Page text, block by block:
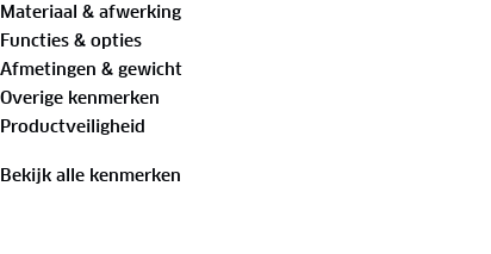
Belangrijkste voordelen:
• Plaats voor 2 - 4 personen
• Aircolite tafelblad: weer-, hitte- en krasbestendig
• In hoogte verstelbaar van 63 tot 74 cm
• Afmetingen ingeklapt: 120 x 80 x 8 cm (lxbxh)
• Gewicht: 11,5 kg
Materiaal & afwerking
Functies & opties
Afmetingen & gewicht
Overige kenmerken
Productveiligheid
Bekijk alle kenmerken